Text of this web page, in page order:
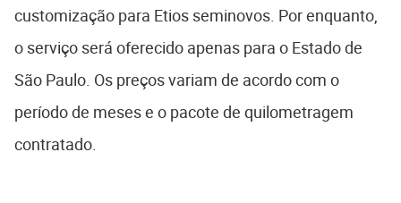
customização para Etios seminovos. Por enquanto,
o serviço será oferecido apenas para o Estado de
São Paulo. Os preços variam de acordo com o
período de meses e o pacote de quilometragem
contratado.